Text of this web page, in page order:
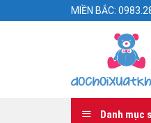
MIỀN BẮC:
Danh mục